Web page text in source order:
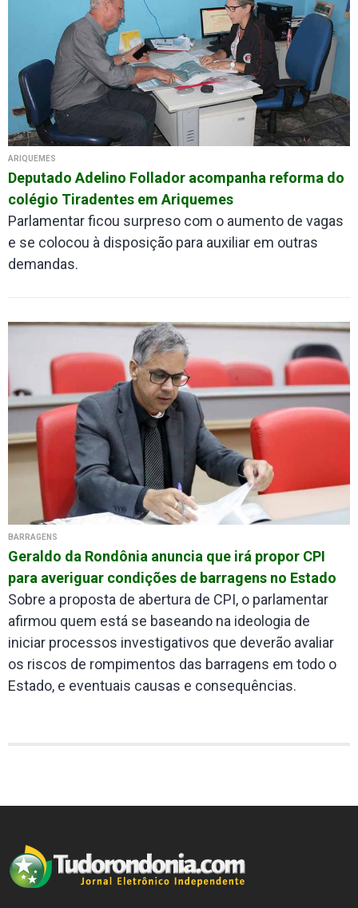
ARIQUEMES
Deputado Adelino Follador acompanha reforma do
colégio Tiradentes em Ariquemes
Parlamentar ficou surpreso com o aumento de vagas
e se colocou à disposição para auxiliar em outras
demandas.
BARRAGENS
Geraldo da Rondônia anuncia que irá propor CPI
para averiguar condições de barragens no Estado
Sobre a proposta de abertura de CPI, o parlamentar
afirmou quem está se baseando na ideologia de
iniciar processos investigativos que deverão avaliar
os riscos de rompimentos das barragens em todo o
Estado, e eventuais causas e consequências.